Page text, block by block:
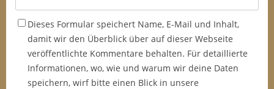
Dieses Formular speichert Name, E-Mail und Inhalt,
damit wir den Überblick über auf dieser Webseite
veröffentlichte Kommentare behalten. Für detaillierte
Informationen, wo, wie und warum wir deine Daten
speichern, wirf bitte einen Blick in unsere